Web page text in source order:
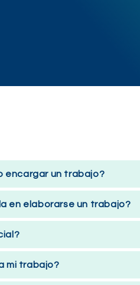
encargar un trabajo?
en elaborarse un trabajo?
mi trabajo?